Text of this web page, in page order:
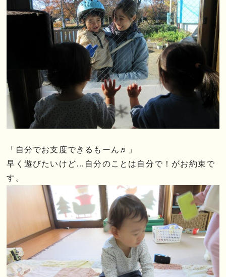
「自分でお支度できるもーん♬」
早く遊びたいけど…自分のことは自分で！がお約束で
す。